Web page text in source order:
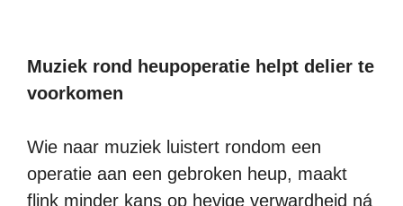
Muziek rond heupoperatie helpt delier te
voorkomen
Wie naar muziek luistert rondom een
operatie aan een gebroken heup, maakt
flink minder kans op hevige verwardheid ná